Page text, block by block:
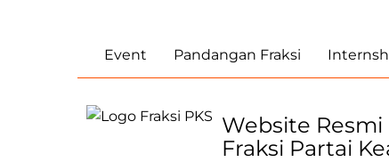
Event
Pandangan Fraksi
Website Resmi
Fraksi Partai